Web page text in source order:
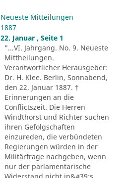
Neueste Mitteilungen
1887
22. Januar , Seite 1
"...VI. Jahrgang. No. 9. Neueste
Mittheilungen.
Verantwortlicher Herausgeber:
Dr. H. Klee. Berlin, Sonnabend,
den 22. Januar 1887. †
Erinnerungen an die
Conflictszeit. Die Herren
Windthorst und Richter suchen
ihren Gefolgschaften
einzureden, die verbündeten
Regierungen würden in der
Militärfrage nachgeben, wenn
nur der parlamentarische